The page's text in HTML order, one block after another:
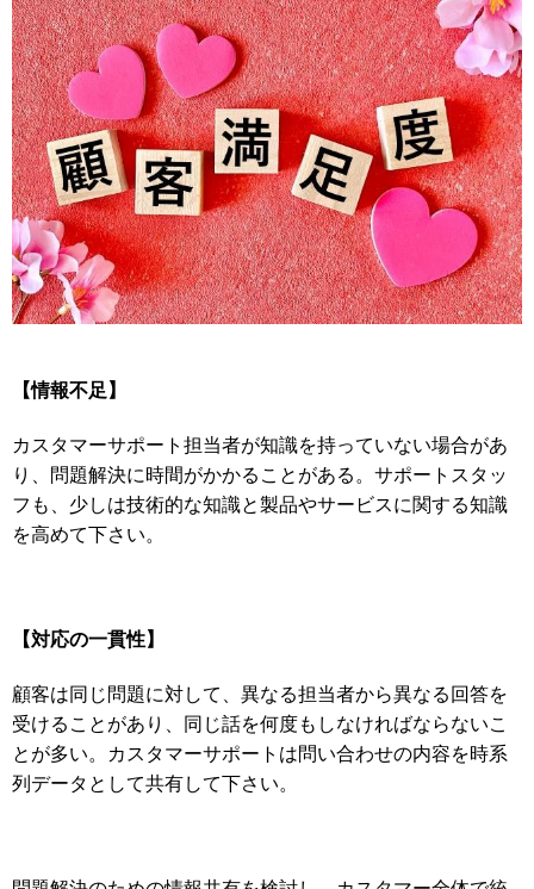
【情報不足】
カスタマーサポート担当者が知識を持っていない場合があ
り、問題解決に時間がかかることがある。サポートスタッ
フも、少しは技術的な知識と製品やサービスに関する知識
を高めて下さい。
【対応の一貫性】
顧客は同じ問題に対して、異なる担当者から異なる回答を
受けることがあり、同じ話を何度もしなければならないこ
とが多い。カスタマーサポートは問い合わせの内容を時系
列データとして共有して下さい。